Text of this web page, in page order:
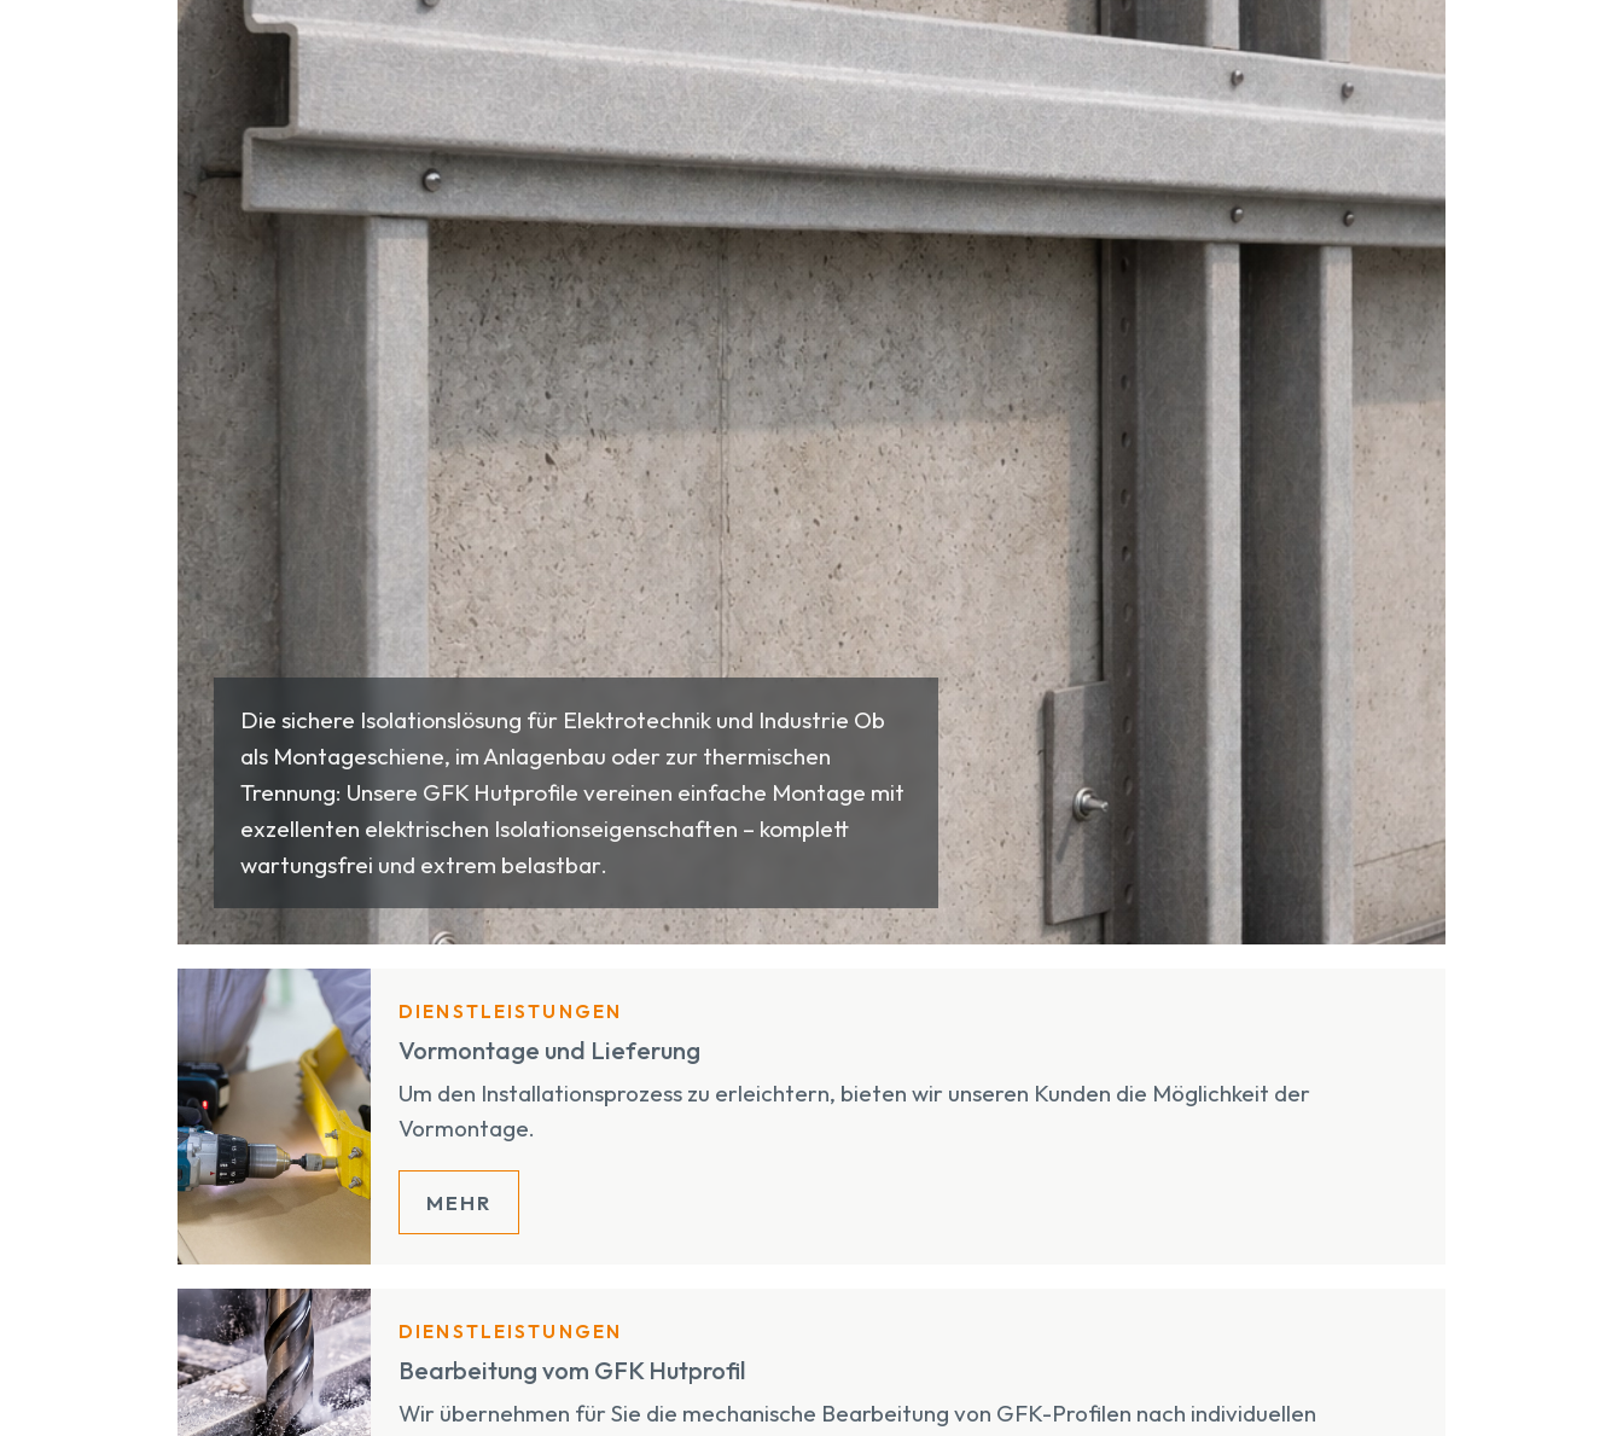
Die sichere Isolationslösung für Elektrotechnik und Industrie Ob
als Montageschiene, im Anlagenbau oder zur thermischen
Trennung: Unsere GFK Hutprofile vereinen einfache Montage mit
exzellenten elektrischen Isolationseigenschaften – komplett
wartungsfrei und extrem belastbar.
DIENSTLEISTUNGEN
Vormontage und Lieferung
Um den Installationsprozess zu erleichtern, bieten wir unseren Kunden die Möglichkeit der
Vormontage.
MEHR
DIENSTLEISTUNGEN
Bearbeitung vom GFK Hutprofil
Wir übernehmen für Sie die mechanische Bearbeitung von GFK-Profilen nach individuellen